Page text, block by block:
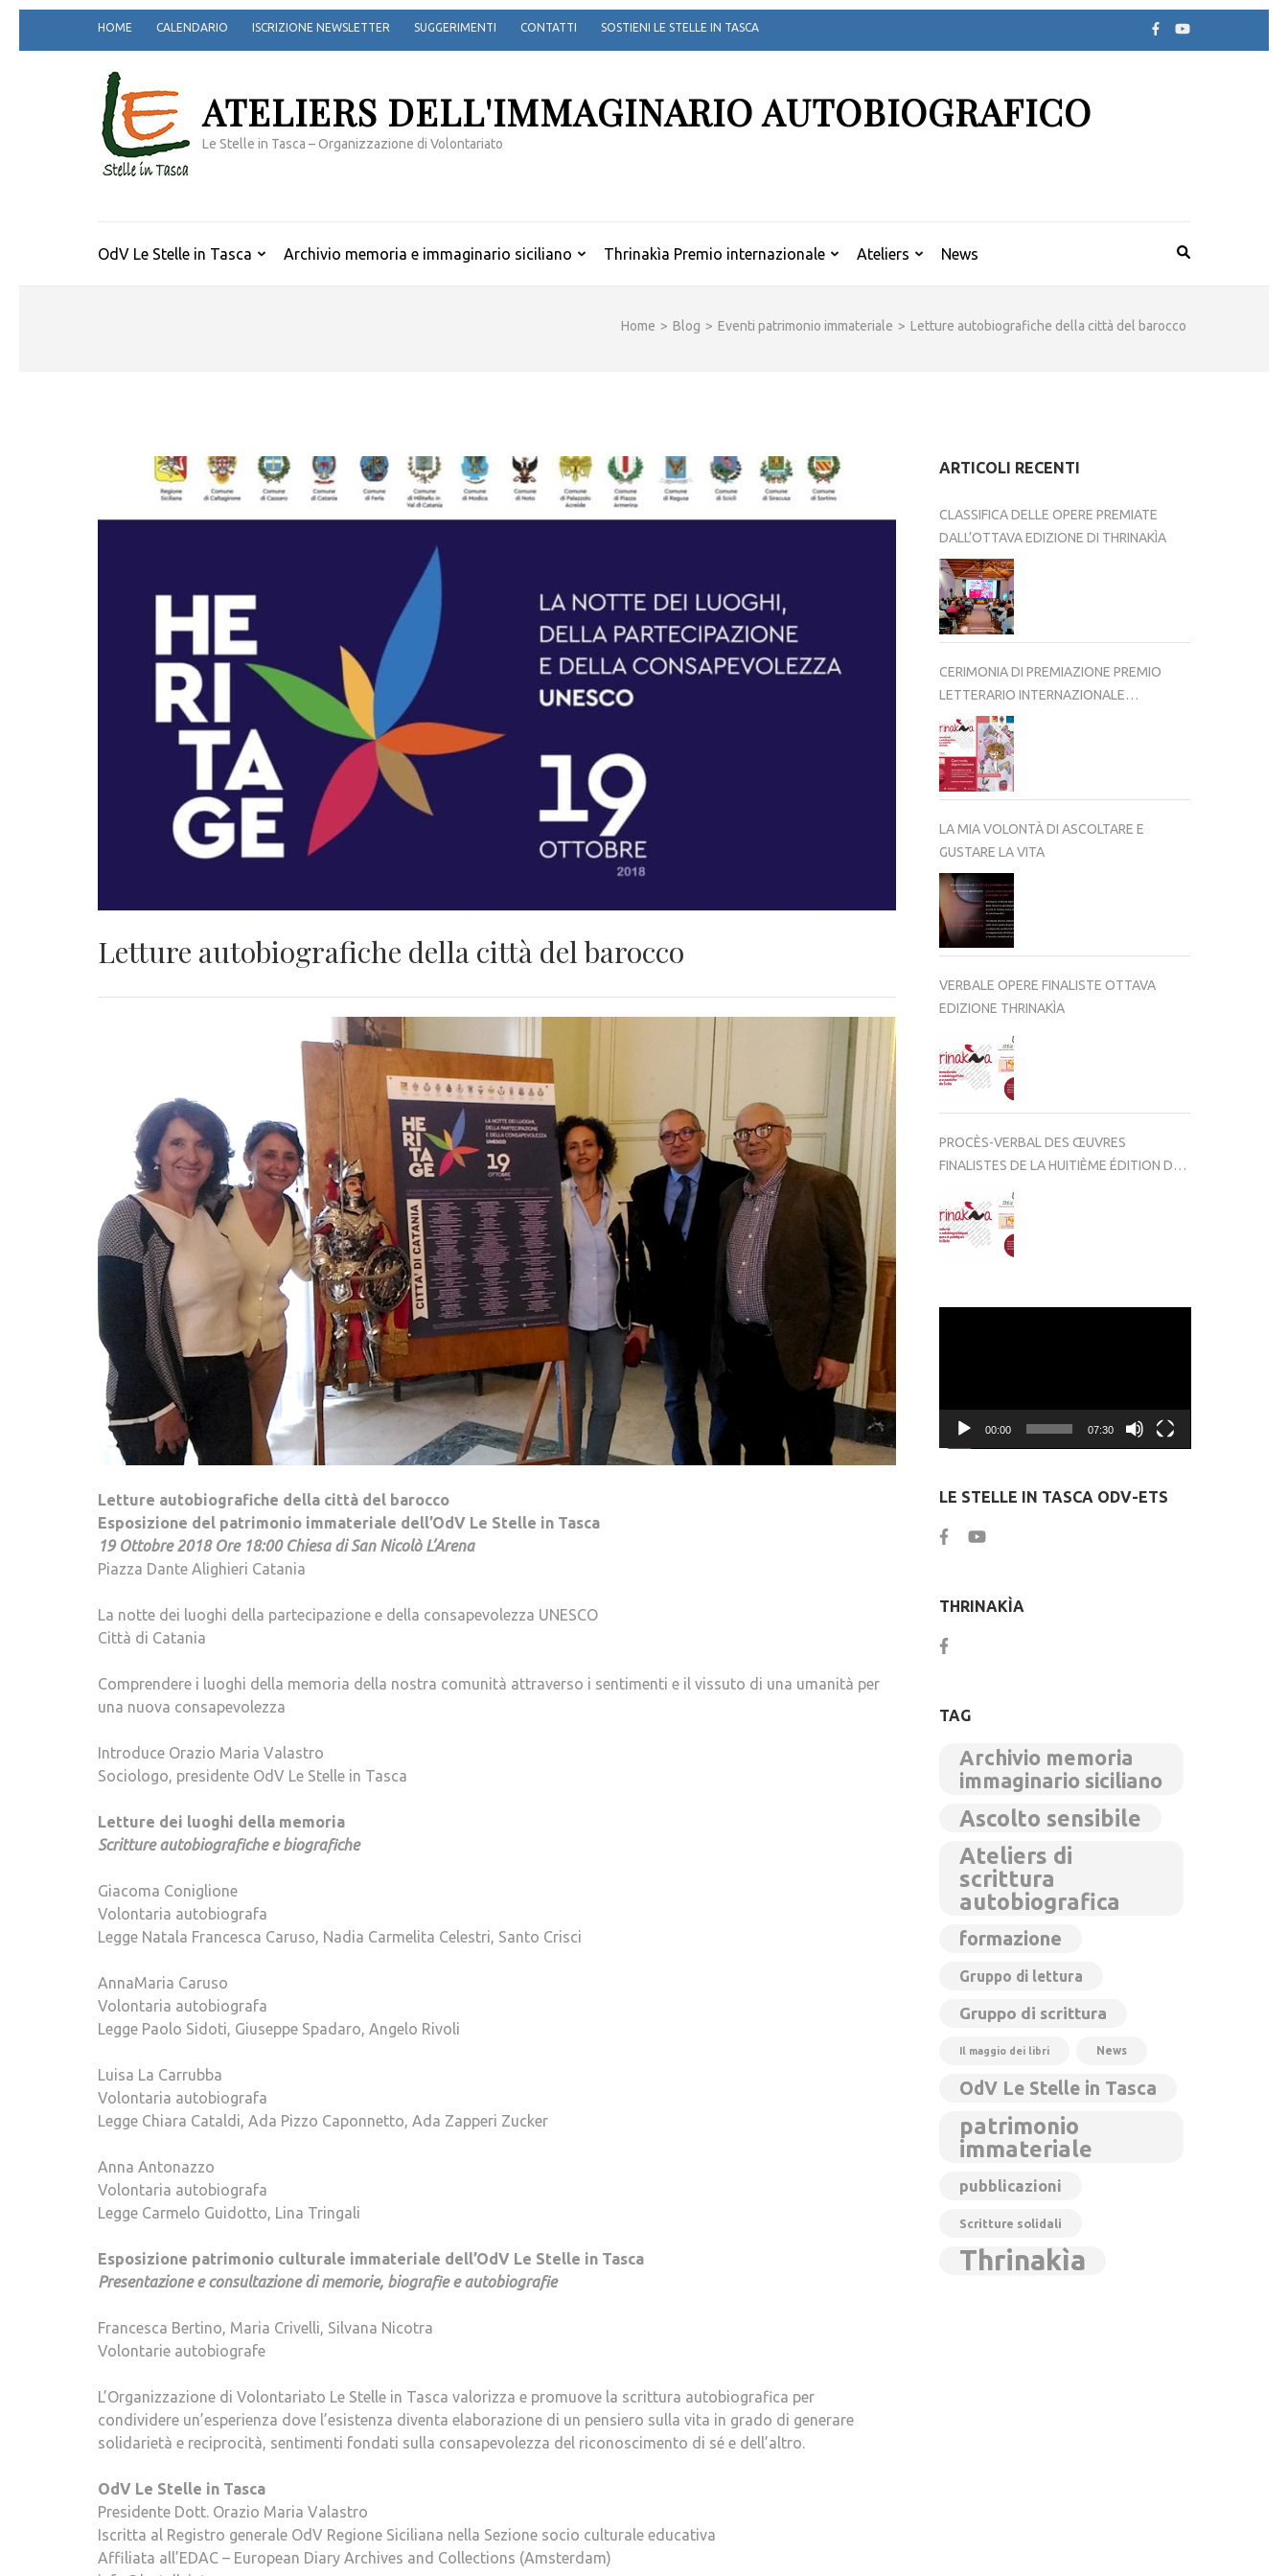
HOME CALENDARIO ISCRIZIONE NEWSLETTER SUGGERIMENTI CONTATTI SOSTIENI LE STELLE IN TASCA
ATELIERS DELL'IMMAGINARIO AUTOBIOGRAFICO
Le Stelle in Tasca – Organizzazione di Volontariato
OdV Le Stelle in Tasca Archivio memoria e immaginario siciliano Thrinakìa Premio internazionale Ateliers News
Home > Blog > Eventi patrimonio immateriale > Letture autobiografiche della città del barocco
Letture autobiografiche della città del barocco
Letture autobiografiche della città del barocco
Esposizione del patrimonio immateriale dell’OdV Le Stelle in Tasca
19 Ottobre 2018 Ore 18:00 Chiesa di San Nicolò L’Arena
Piazza Dante Alighieri Catania
La notte dei luoghi della partecipazione e della consapevolezza UNESCO
Città di Catania
Comprendere i luoghi della memoria della nostra comunità attraverso i sentimenti e il vissuto di una umanità per
una nuova consapevolezza
Introduce Orazio Maria Valastro
Sociologo, presidente OdV Le Stelle in Tasca
Letture dei luoghi della memoria
Scritture autobiografiche e biografiche
Giacoma Coniglione
Volontaria autobiografa
Legge Natala Francesca Caruso, Nadia Carmelita Celestri, Santo Crisci
AnnaMaria Caruso
Volontaria autobiografa
Legge Paolo Sidoti, Giuseppe Spadaro, Angelo Rivoli
Luisa La Carrubba
Volontaria autobiografa
Legge Chiara Cataldi, Ada Pizzo Caponnetto, Ada Zapperi Zucker
Anna Antonazzo
Volontaria autobiografa
Legge Carmelo Guidotto, Lina Tringali
Esposizione patrimonio culturale immateriale dell’OdV Le Stelle in Tasca
Presentazione e consultazione di memorie, biografie e autobiografie
Francesca Bertino, Maria Crivelli, Silvana Nicotra
Volontarie autobiografe
L’Organizzazione di Volontariato Le Stelle in Tasca valorizza e promuove la scrittura autobiografica per
condividere un’esperienza dove l’esistenza diventa elaborazione di un pensiero sulla vita in grado di generare
solidarietà e reciprocità, sentimenti fondati sulla consapevolezza del riconoscimento di sé e dell’altro.
OdV Le Stelle in Tasca
Presidente Dott. Orazio Maria Valastro
Iscritta al Registro generale OdV Regione Siciliana nella Sezione socio culturale educativa
Affiliata all’EDAC – European Diary Archives and Collections (Amsterdam)
ARTICOLI RECENTI
CLASSIFICA DELLE OPERE PREMIATE
DALL’OTTAVA EDIZIONE DI THRINAKÌA
CERIMONIA DI PREMIAZIONE PREMIO
LETTERARIO INTERNAZIONALE
THRINAKÌA – VIII EDIZIONE 2025-2026
LA MIA VOLONTÀ DI ASCOLTARE E
GUSTARE LA VITA
VERBALE OPERE FINALISTE OTTAVA
EDIZIONE THRINAKÌA
PROCÈS-VERBAL DES ŒUVRES
FINALISTES DE LA HUITIÈME ÉDITION DE
00:00 07:30
LE STELLE IN TASCA ODV-ETS
THRINAKÌA
TAG
Archivio memoria
immaginario siciliano
Ascolto sensibile
Ateliers di
scrittura
autobiografica
formazione
Gruppo di lettura
Gruppo di scrittura
Il maggio dei libri News
OdV Le Stelle in Tasca
patrimonio
immateriale
pubblicazioni
Scritture solidali
Thrinakìa